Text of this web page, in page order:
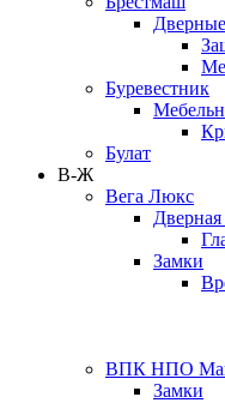
Буревестник
Булат
В-Ж
Вега Люкс
Замки
ВПК НПО
Замки